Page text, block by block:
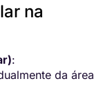
na
:
da área